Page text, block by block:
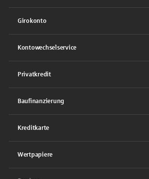
Girokonto
Kontowechselservice
Privatkredit
Baufinanzierung
Kreditkarte
Wertpapiere